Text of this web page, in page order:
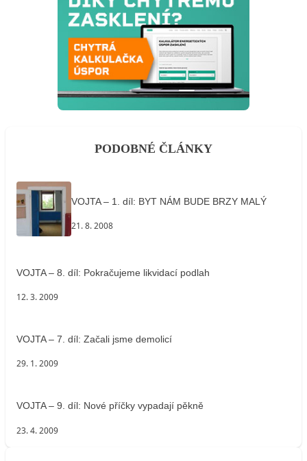
PODOBNÉ ČLÁNKY
VOJTA – 1. díl: BYT NÁM BUDE BRZY MALÝ
21. 8. 2008
VOJTA – 8. díl: Pokračujeme likvidací podlah
12. 3. 2009
VOJTA – 7. díl: Začali jsme demolicí
29. 1. 2009
VOJTA – 9. díl: Nové příčky vypadají pěkně
23. 4. 2009